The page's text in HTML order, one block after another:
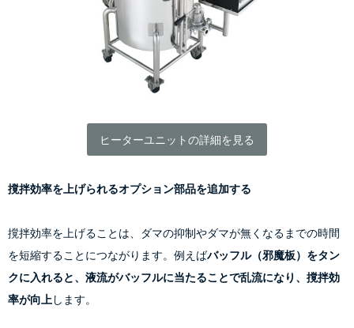
ヒーターユニットの詳細を見る
撹拌効率を上げられるオプション部品を追加する
撹拌効率を上げることは、ダマの抑制やダマが無くなるまでの時間
を短縮することにつながります。例えばバッフル（邪魔板）をタン
クに入れると、液流がバッフルに当たることで乱流になり、撹拌効
率が向上 します。